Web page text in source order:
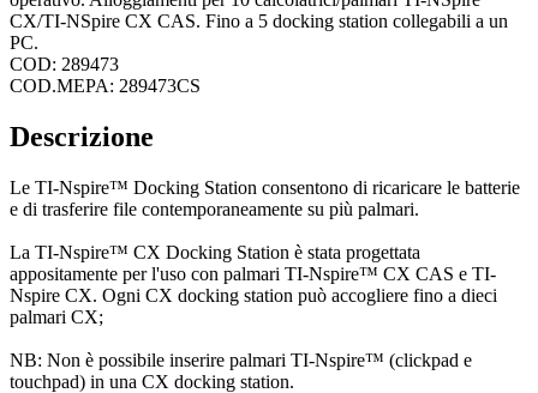
CX/TI-NSpire CX CAS. Fino a 5 docking station collegabili a un
PC.
COD: 289473
COD.MEPA: 289473CS
Descrizione
Le TI-Nspire™ Docking Station consentono di ricaricare le batterie
e di trasferire file contemporaneamente su più palmari.
La TI-Nspire™ CX Docking Station è stata progettata
appositamente per l'uso con palmari TI-Nspire™ CX CAS e TI-
Nspire CX. Ogni CX docking station può accogliere fino a dieci
palmari CX;
NB: Non è possibile inserire palmari TI-Nspire™ (clickpad e
touchpad) in una CX docking station.